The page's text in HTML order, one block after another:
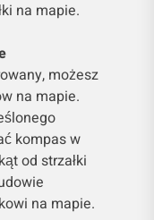
na mapie.
możesz
na mapie.
kompas w
od strzałki
na mapie.